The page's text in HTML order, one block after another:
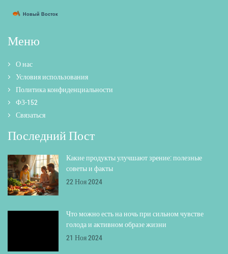
Меню
О нас
Условия использования
Политика конфиденциальности
ФЗ-152
Связаться
Последний Пост
Какие продукты улучшают зрение: полезные
советы и факты
22 Ноя 2024
Что можно есть на ночь при сильном чувстве
голода и активном образе жизни
21 Ноя 2024